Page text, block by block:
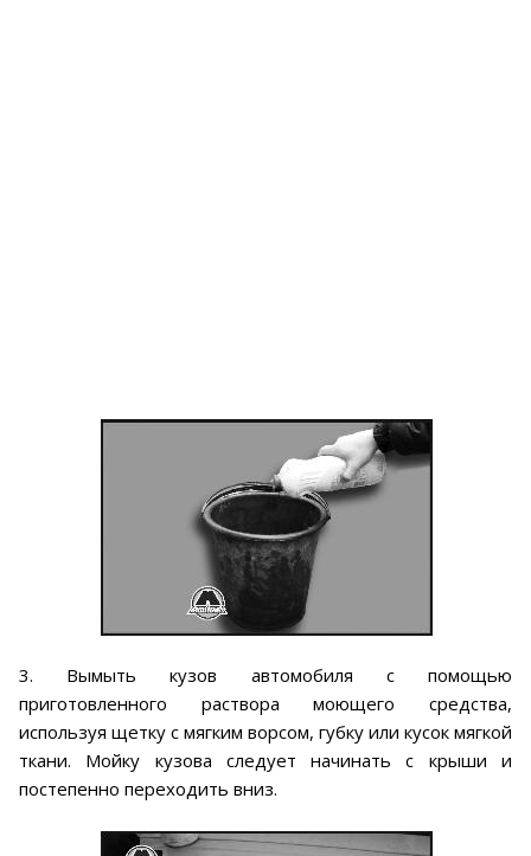
3. Вымыть кузов автомобиля с помощью
приготовленного раствора моющего средства,
используя щетку с мягким ворсом, губку или кусок мягкой
ткани. Мойку кузова следует начинать с крыши и
постепенно переходить вниз.